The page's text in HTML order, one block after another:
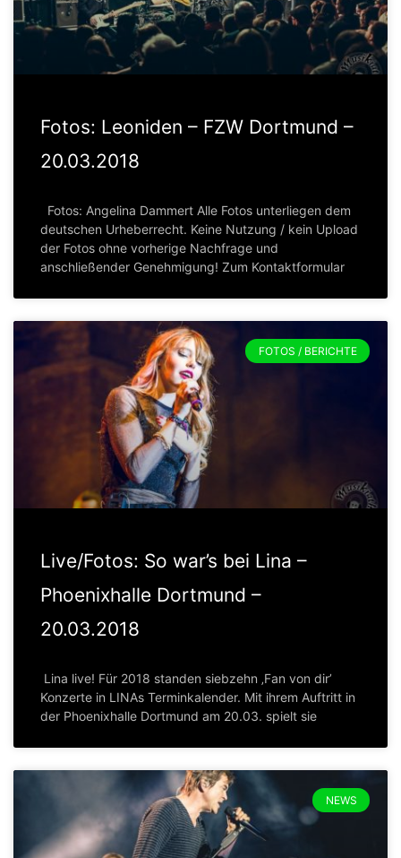
Fotos: Leoniden – FZW Dortmund –
20.03.2018
Fotos: Angelina Dammert Alle Fotos unterliegen dem
deutschen Urheberrecht. Keine Nutzung / kein Upload
der Fotos ohne vorherige Nachfrage und
anschließender Genehmigung! Zum Kontaktformular
FOTOS / BERICHTE
Live/Fotos: So war’s bei Lina –
Phoenixhalle Dortmund –
20.03.2018
Lina live! Für 2018 standen siebzehn ‚Fan von dir’
Konzerte in LINAs Terminkalender. Mit ihrem Auftritt in
der Phoenixhalle Dortmund am 20.03. spielt sie
NEWS